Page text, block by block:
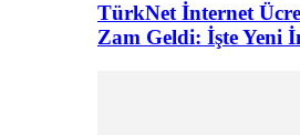
TürkNet İnternet
Zam Geldi: İşte Yeni